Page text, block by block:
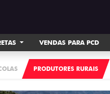
VENDAS PARA PCD
PRODUTORES RURAIS